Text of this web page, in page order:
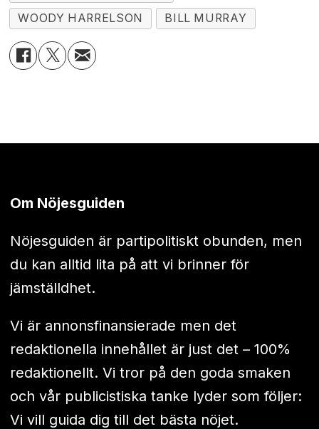
WOODY HARRELSON
BILL MURRAY
Om Nöjesguiden
Nöjesguiden är partipolitiskt obunden, men
du kan alltid lita på att vi brinner för
jämställdhet.
Vi är annonsfinansierade men det
redaktionella innehållet är just det – 100%
redaktionellt. Vi tror på den goda smaken
och vår publicistiska tanke lyder som följer:
Vi vill guida dig till det bästa nöjet.